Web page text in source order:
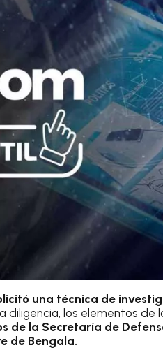
una técnica de
los elementos de
de la Secretaría de
de Bengala.